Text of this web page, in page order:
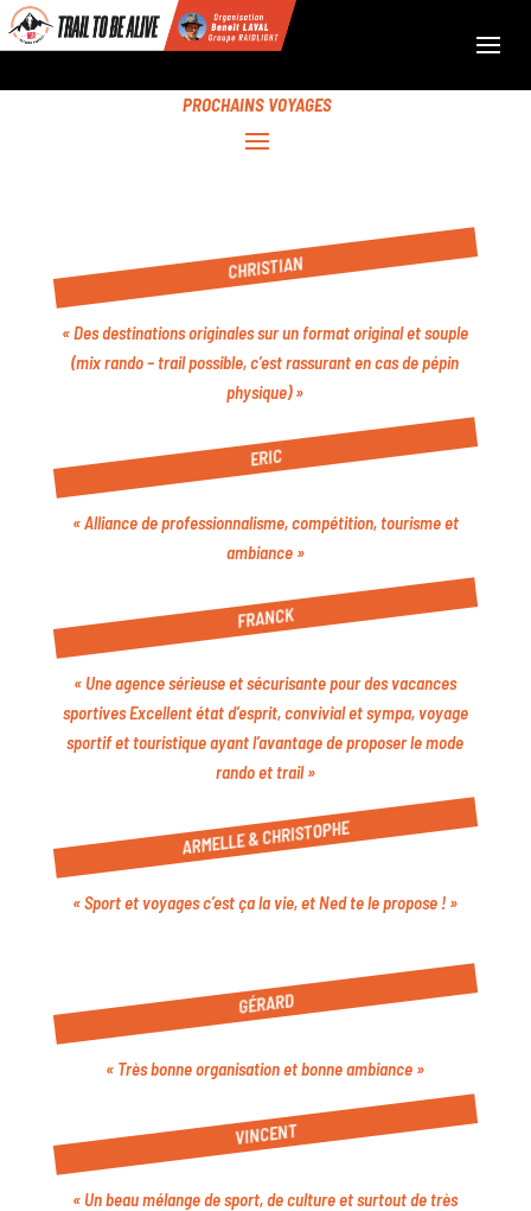
PROCHAINS VOYAGES
CHRISTIAN
« Des destinations originales sur un format original et souple
(mix rando – trail possible, c’est rassurant en cas de pépin
physique) »
ERIC
« Alliance de professionnalisme, compétition, tourisme et
ambiance »
FRANCK
« Une agence sérieuse et sécurisante pour des vacances
sportives Excellent état d’esprit, convivial et sympa, voyage
sportif et touristique ayant l’avantage de proposer le mode
rando et trail »
ARMELLE & CHRISTOPHE
« Sport et voyages c’est ça la vie, et Ned te le propose ! »
GÉRARD
« Très bonne organisation et bonne ambiance »
VINCENT
« Un beau mélange de sport, de culture et surtout de très